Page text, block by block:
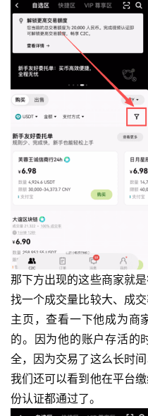
那下方出现的这些商家就
找一个成交量比较大、成
主页，查看一下他成为商
的。因为他的账户存活的
全，因为交易了这么长时
我们还可以看到他在平台
份认证都通过了。